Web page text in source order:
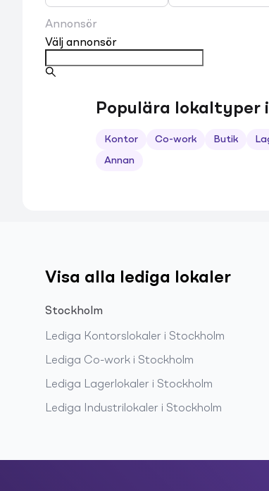
Annonsör
Välj annonsör
Populära lokaltyper
Kontor Co-work Butik
Annan
Visa alla lediga lokaler
Stockholm
Lediga Kontorslokaler i Stockholm
Lediga Co-work i Stockholm
Lediga Lagerlokaler i Stockholm
Lediga Industrilokaler i Stockholm